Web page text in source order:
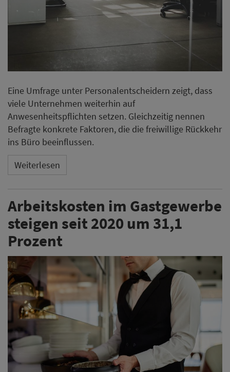
Eine Umfrage unter Personalentscheidern zeigt, dass
viele Unternehmen weiterhin auf
Anwesenheitspflichten setzen. Gleichzeitig nennen
Befragte konkrete Faktoren, die die freiwillige Rückkehr
ins Büro beeinflussen.
Weiterlesen
Arbeitskosten im Gastgewerbe
steigen seit 2020 um 31,1
Prozent